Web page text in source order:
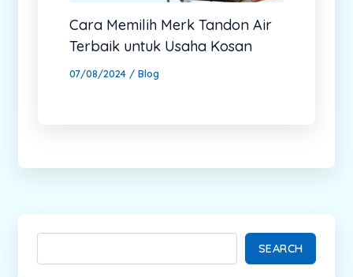
Cara Memilih Merk Tandon Air
Terbaik untuk Usaha Kosan
07/08/2024 / Blog
SEARCH